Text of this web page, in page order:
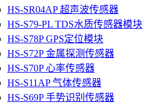
HS-SR04AP 超声波传感器
HS-S79-PL TDS水质传感器模块
HS-S78P GPS定位模块
HS-S72P 金属探测传感器
HS-S70P 心率传感器
HS-S11AP 气体传感器
HS-S69P 手势识别传感器